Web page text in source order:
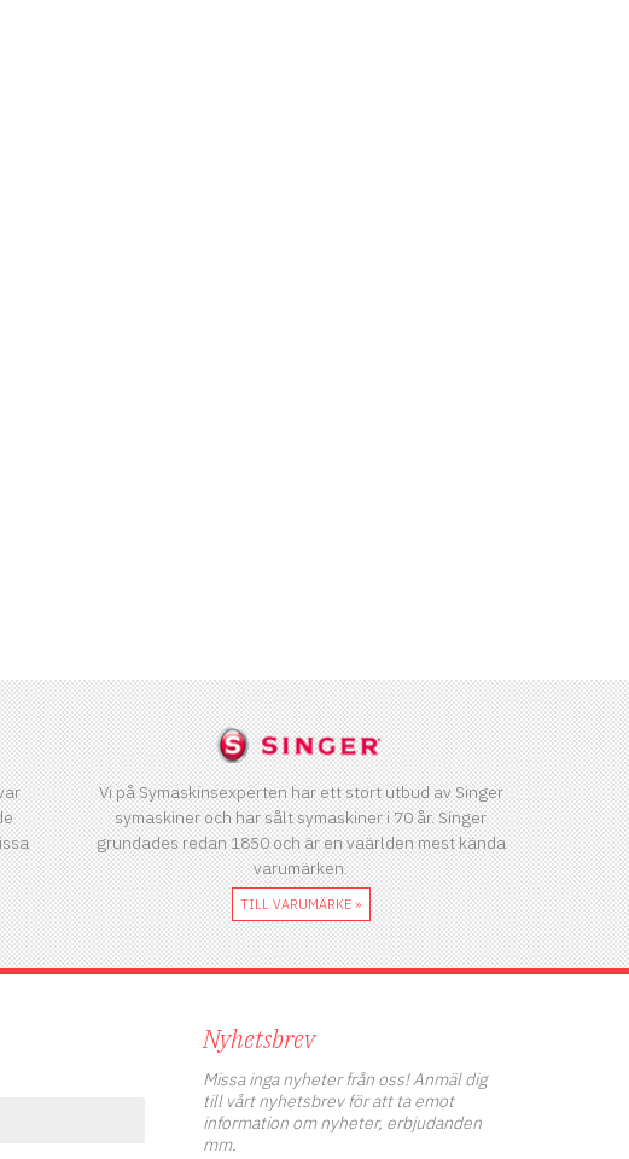
Vi på Symaskinsexperten har ett stort utbud av Singer
symaskiner och har sålt symaskiner i 70 år. Singer
grundades redan 1850 och är en vaärlden mest kända
varumärken.
TILL VARUMÄRKE »
Nyhetsbrev
Missa inga nyheter från oss! Anmäl dig
till vårt nyhetsbrev för att ta emot
information om nyheter, erbjudanden
mm.